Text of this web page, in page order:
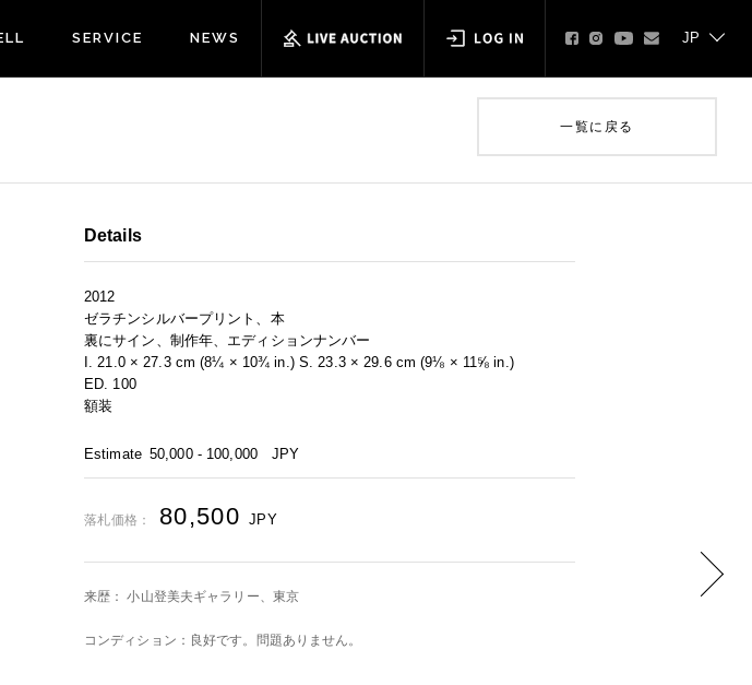
SERVICE NEWS
一覧に戻る
Details
2012
ゼラチンシルバープリント、本
裏にサイン、制作年、エディションナンバー
I. 21.0 × 27.3 cm (8¼ × 10¾ in.) S. 23.3 × 29.6 cm (9⅛ × 11⅝ in.)
ED. 100
額装
Estimate 50,000 - 100,000 JPY
落札価格： 80,500 JPY
来歴： 小山登美夫ギャラリー、東京
コンディション：良好です。問題ありません。